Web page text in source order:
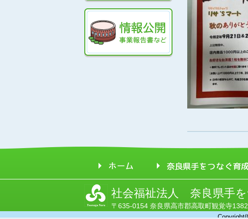
社会福祉法人 奈良県手
〒635-0154 奈良県高市郡高取町観覚寺